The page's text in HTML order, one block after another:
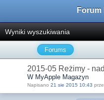
Forum
Wyniki wyszukiwania
Forums
2015-05 Reżimy -
W MyApple Magazyn
Napisano 21 sie 2015 10:43